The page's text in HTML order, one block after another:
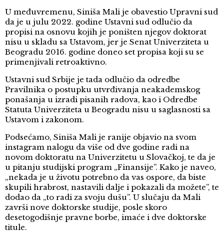
U međuvremenu, Siniša Mali je obavestio Upravni sud
da je u julu 2022. godine Ustavni sud odlučio da
propisi na osnovu kojih je poništen njegov doktorat
nisu u skladu sa Ustavom, jer je Senat Univerziteta u
Beogradu 2016. godine doneo set propisa koji su se
primenjivali retroaktivno.
Ustavni sud Srbije je tada odlučio da odredbe
Pravilnika o postupku utvrđivanja neakademskog
ponašanja u izradi pisanih radova, kao i Odredbe
Statuta Univerziteta u Beogradu nisu u saglasnosti sa
Ustavom i zakonom.
Podsećamo, Siniša Mali je ranije objavio na svom
instagram nalogu da više od dve godine radi na
novom doktoratu na Univerzitetu u Slovačkoj, te da je
u pitanju studijski program „Finansije”. Kako je naveo,
„nekada je u životu potrebno da vas ospore, da biste
skupili hrabrost, nastavili dalje i pokazali da možete”, te
dodao da „to radi za svoju dušu”. U slučaju da Mali
završi nove doktorske studije, posle skoro
desetogodišnje pravne borbe, imaće i dve doktorske
titule.